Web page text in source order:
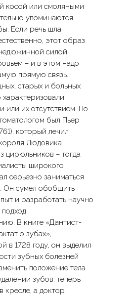
косой или смоляными
упоминаются
Если речь шла
этот образ
силой
– и в этом надо
прямую связь.
старых и больных
или их отсутствием. По
был Пьер
который лечил
Людовика
цирюльников – тогда
широкого
серьезно заниматься
Он сумел обобщить
и разработать научно
В книге «Дантист-
о зубах»,
в 1728 году, он выделил
зубных болезней
положение тела
зубов: теперь
кресле, а доктор